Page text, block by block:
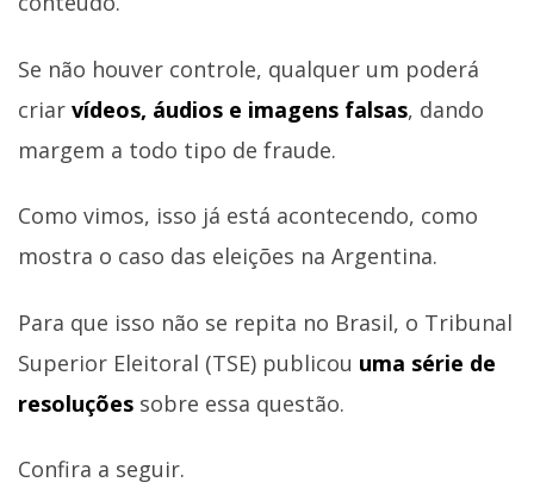
Se não houver controle, qualquer um poderá
criar vídeos, áudios e imagens falsas, dando
margem a todo tipo de fraude.
Como vimos, isso já está acontecendo, como
mostra o caso das eleições na Argentina.
Para que isso não se repita no Brasil, o Tribunal
Superior Eleitoral (TSE) publicou uma série de
resoluções sobre essa questão.
Confira a seguir.